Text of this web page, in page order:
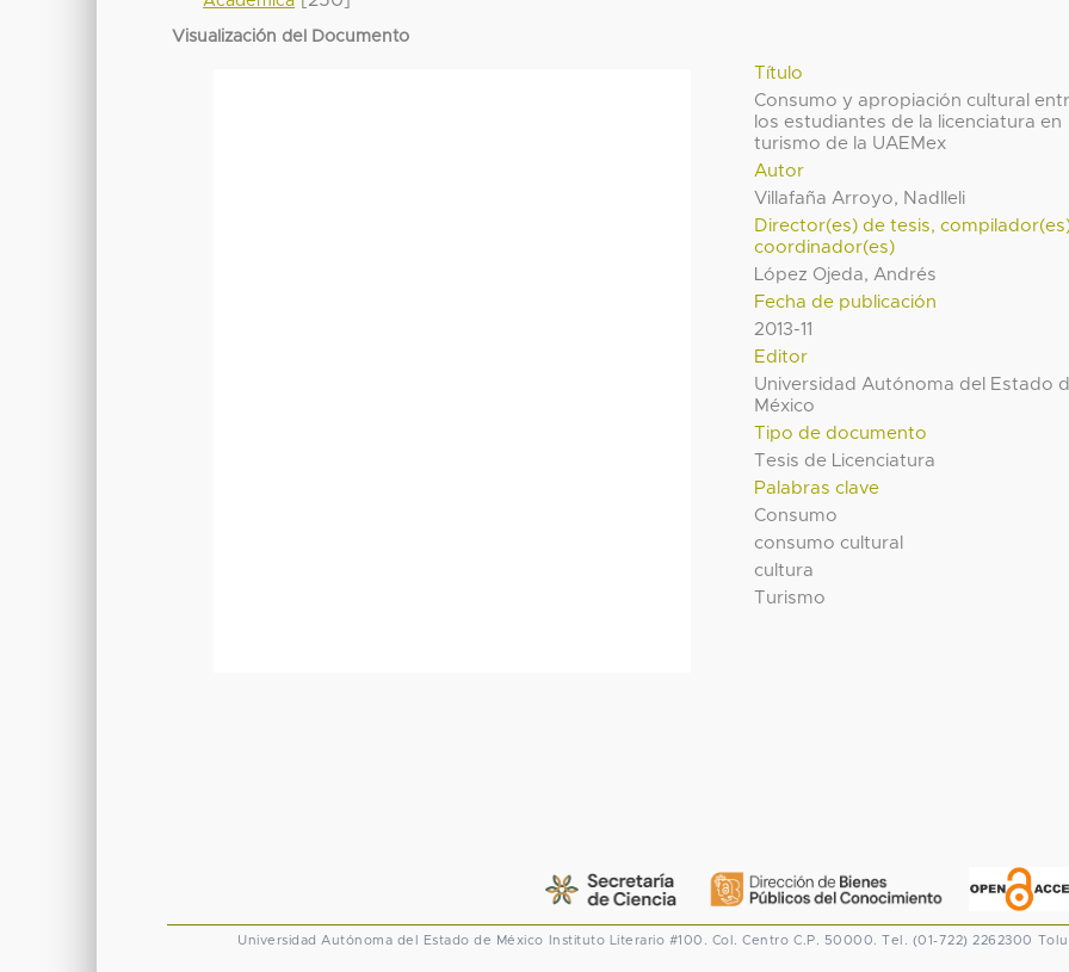
Visualización del Documento
Título
Consumo y apropiación cultural
los estudiantes de la licenciatura en
turismo de la UAEMex
Autor
Villafaña Arroyo, Nadlleli
Director(es) de tesis,
coordinador(es)
López Ojeda, Andrés
Fecha de publicación
2013-11
Editor
Universidad Autónoma del Estado
México
Tipo de documento
Tesis de Licenciatura
Palabras clave
Consumo
consumo cultural
cultura
Turismo
Universidad Autónoma del Estado de México Instituto Literario #100. Col. Centro C.P. 50000. Tel. (01-722) 2262300